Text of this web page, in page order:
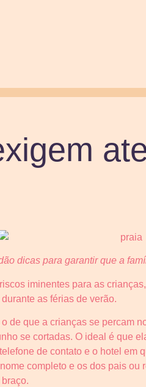
dicas para garantir que a
iminentes para as
as férias de verão.
de que a crianças se percam
se cortadas. O ideal é que
de contato e o hotel em
completo e os dos pais